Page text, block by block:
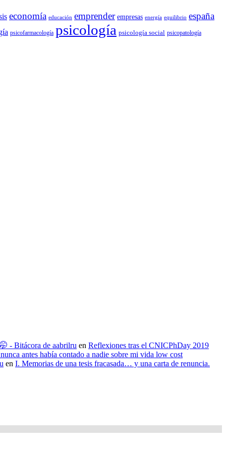
economía educación emprender empresas energía equilibrio españa
psicofarmacología psicología psicología social psicopatología
- Bitácora de aabrilru en Reflexiones tras el CNICPhDay 2019
antes había contado a nadie sobre mi vida low cost
en I. Memorias de una tesis fracasada… y una carta de renuncia.